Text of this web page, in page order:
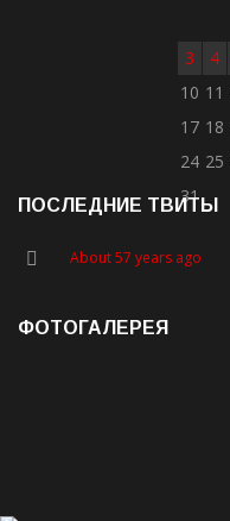
3
4
10 11
17 18
24 25
31
ПОСЛЕДНИЕ ТВИТЫ
About 57 years ago
ФОТОГАЛЕРЕЯ